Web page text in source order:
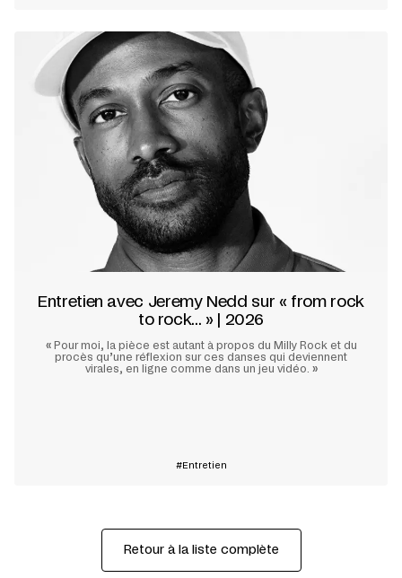
Entretien avec Jeremy Nedd sur « from rock
to rock... » | 2026
« Pour moi, la pièce est autant à propos du Milly Rock et du
procès qu’une réflexion sur ces danses qui deviennent
virales, en ligne comme dans un jeu vidéo. »
Entretien
Retour à la liste complète